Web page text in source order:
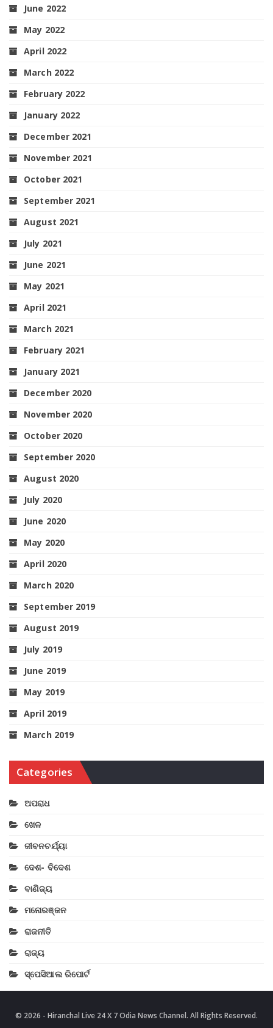
June 2022
May 2022
April 2022
March 2022
February 2022
January 2022
December 2021
November 2021
October 2021
September 2021
August 2021
July 2021
June 2021
May 2021
April 2021
March 2021
February 2021
January 2021
December 2020
November 2020
October 2020
September 2020
August 2020
July 2020
June 2020
May 2020
April 2020
March 2020
September 2019
August 2019
July 2019
June 2019
May 2019
April 2019
March 2019
Categories
ଅପରାଧ
ଖେଳ
ଜୀବନଚର୍ଯ୍ୟା
ଦେଶ- ବିଦେଶ
ବାଣିଜ୍ୟ
ମନୋରଞ୍ଜନ
ରାଜନୀତି
ରାଜ୍ୟ
ସ୍ପେସିଆଲ ରିପୋର୍ଟ
© 2026 - Hiranchal Live 24 X 7 Odia News Channel. All Rights Reserved.